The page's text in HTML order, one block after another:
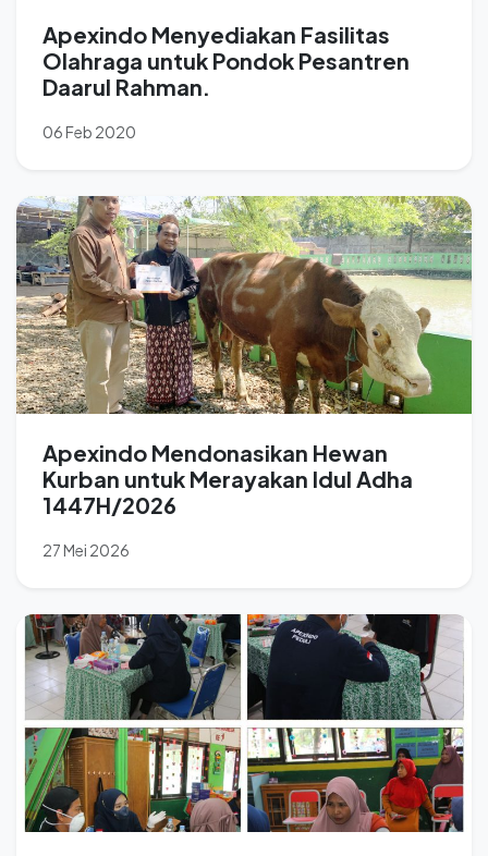
Apexindo Menyediakan Fasilitas
Olahraga untuk Pondok Pesantren
Daarul Rahman.
06 Feb 2020
Apexindo Mendonasikan Hewan
Kurban untuk Merayakan Idul Adha
1447H/2026
27 Mei 2026